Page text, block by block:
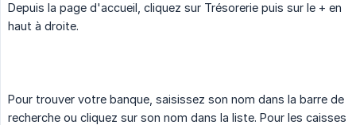
Depuis la page d'accueil, cliquez sur Trésorerie puis sur le + en
haut à droite.
Pour trouver votre banque, saisissez son nom dans la barre de
recherche ou cliquez sur son nom dans la liste. Pour les caisses